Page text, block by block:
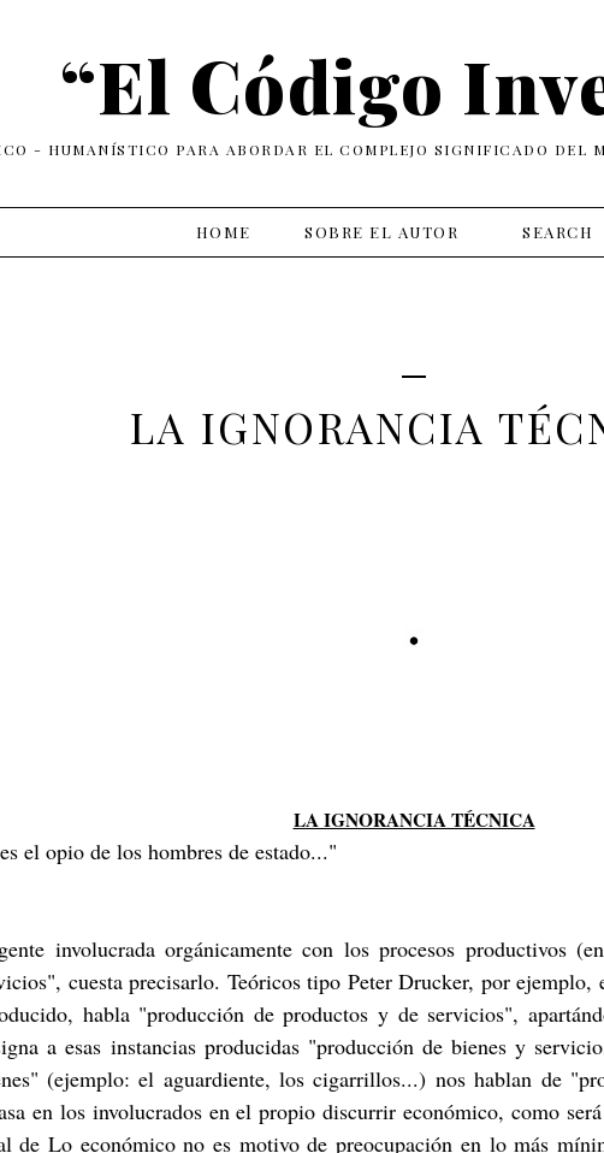
“El Código
- HUMANÍSTICO PARA ABORDAR EL COMPLEJO SIGNIFICADO DEL
HOME SOBRE EL AUTOR
LA IGNORANCIA
LA IGNORANCIA TÉCNICA
el opio de los hombres de estado..."
involucrada orgánicamente con los procesos productivos
cuesta precisarlo. Teóricos tipo Peter Drucker, por
habla "producción de productos y de servicios",
a esas instancias producidas "producción de bienes y
(ejemplo: el aguardiente, los cigarrillos...) nos hablan de
en los involucrados en el propio discurrir económico, como
de Lo económico no es motivo de preocupación en lo más